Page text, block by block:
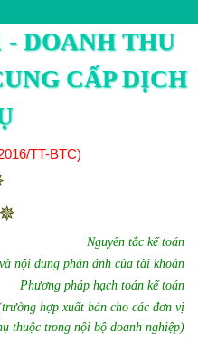
- DOANH THU
CẤP DỊCH
TT-BTC)
Nguyên tắc kế toán
nội dung phản ánh của tài khoản
Phương pháp hạch toán kế toán
hợp xuất bán cho các đơn vị
thuộc trong nội bộ doanh nghiệp)